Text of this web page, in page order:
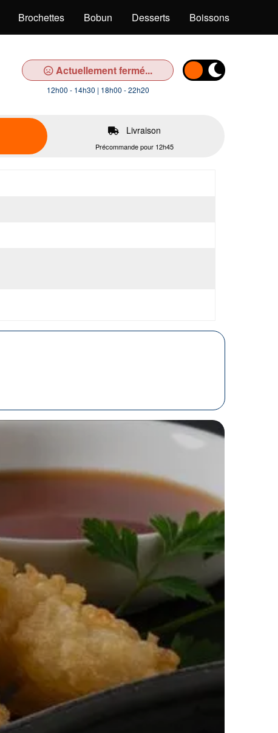
Brochettes Bobun Desserts Boissons
Actuellement fermé...
12h00 - 14h30 | 18h00 - 22h20
Livraison
Précommande pour 12h45